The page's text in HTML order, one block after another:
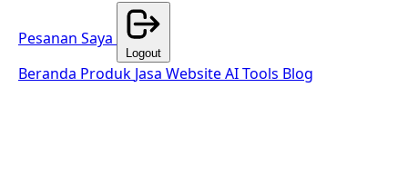
Pesanan Saya
Logout
Beranda Produk Jasa WebsiteAI Tools Blog